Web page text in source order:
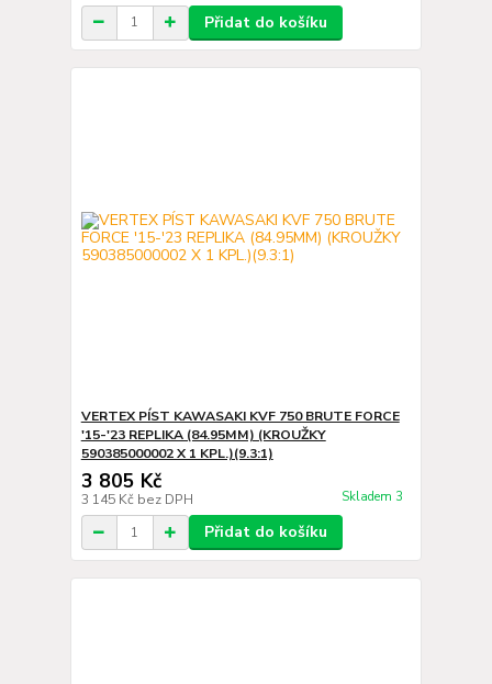
Přidat do košíku
VERTEX PÍST KAWASAKI KVF 750 BRUTE FORCE
'15-'23 REPLIKA (84.95MM) (KROUŽKY
590385000002 X 1 KPL.)(9.3:1)
3 805 Kč
3 145 Kč bez DPH Skladem 3
Přidat do košíku